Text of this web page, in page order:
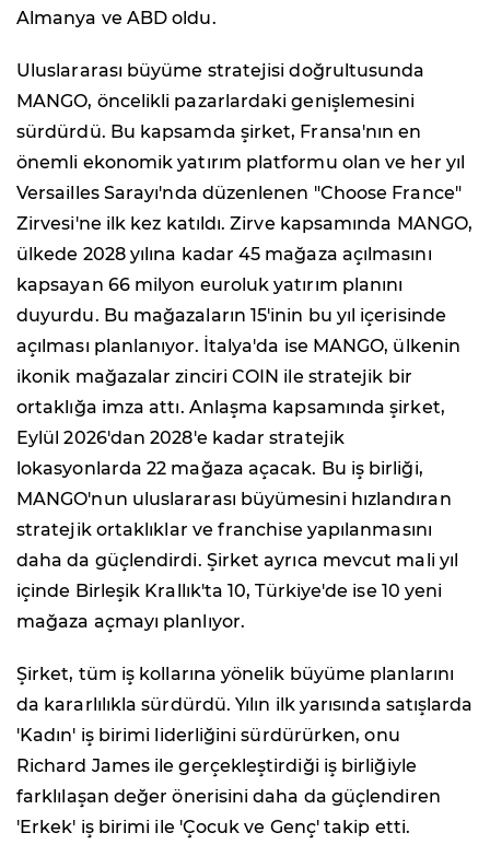
Almanya ve ABD oldu.
Uluslararası büyüme stratejisi doğrultusunda
MANGO, öncelikli pazarlardaki genişlemesini
sürdürdü. Bu kapsamda şirket, Fransa'nın en
önemli ekonomik yatırım platformu olan ve her yıl
Versailles Sarayı'nda düzenlenen "Choose France"
Zirvesi'ne ilk kez katıldı. Zirve kapsamında MANGO,
ülkede 2028 yılına kadar 45 mağaza açılmasını
kapsayan 66 milyon euroluk yatırım planını
duyurdu. Bu mağazaların 15'inin bu yıl içerisinde
açılması planlanıyor. İtalya'da ise MANGO, ülkenin
ikonik mağazalar zinciri COIN ile stratejik bir
ortaklığa imza attı. Anlaşma kapsamında şirket,
Eylül 2026'dan 2028'e kadar stratejik
lokasyonlarda 22 mağaza açacak. Bu iş birliği,
MANGO'nun uluslararası büyümesini hızlandıran
stratejik ortaklıklar ve franchise yapılanmasını
daha da güçlendirdi. Şirket ayrıca mevcut mali yıl
içinde Birleşik Krallık'ta 10, Türkiye'de ise 10 yeni
mağaza açmayı planlıyor.
Şirket, tüm iş kollarına yönelik büyüme planlarını
da kararlılıkla sürdürdü. Yılın ilk yarısında satışlarda
'Kadın' iş birimi liderliğini sürdürürken, onu
Richard James ile gerçekleştirdiği iş birliğiyle
farklılaşan değer önerisini daha da güçlendiren
'Erkek' iş birimi ile 'Çocuk ve Genç' takip etti.